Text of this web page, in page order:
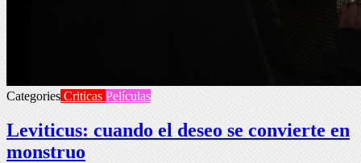
Categories Criticas Películas
Leviticus: cuando el deseo se convierte en
monstruo